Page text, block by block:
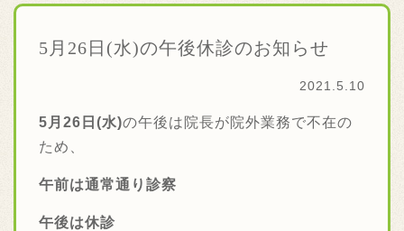
5月26日(水)の午後休診のお知らせ
2021.5.10
5月26日(水)の午後は院長が院外業務で不在の
ため、
午前は通常通り診察
午後は休診